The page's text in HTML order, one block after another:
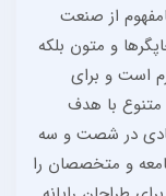
از صنعت
و متون بلکه
است و برای
متنوع با هدف
در شصت و سه
و متخصصان را